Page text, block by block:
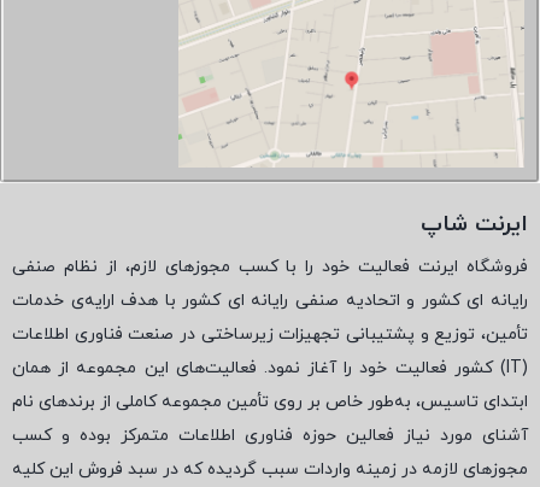
ایرنت شاپ
فروشگاه ایرنت فعالیت خود را با کسب مجوزهای لازم، از نظام صنفی
رایانه ای کشور و اتحادیه صنفی رایانه ای کشور با هدف ارایه‌ی خدمات
تأمین، توزیع و پشتیبانی تجهیزات زیرساختی در صنعت فناوری اطلاعات
(
IT) کشور فعالیت خود را آغاز نمود. فعالیت‌های این مجموعه از همان
ابتدای تاسیس، به‌طور خاص بر روی تأمین مجموعه کاملی از برندهای نام
آشنای مورد نیاز فعالین حوزه فناوری اطلاعات متمرکز بوده و کسب
مجوزهای لازمه در زمینه واردات سبب گردیده که در سبد فروش این کلیه